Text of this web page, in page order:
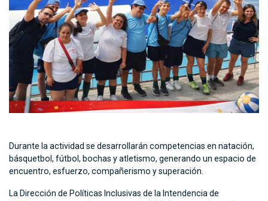
Durante la actividad se desarrollarán competencias en natación,
básquetbol, fútbol, bochas y atletismo, generando un espacio de
encuentro, esfuerzo, compañerismo y superación.
La Dirección de Políticas Inclusivas de la Intendencia de